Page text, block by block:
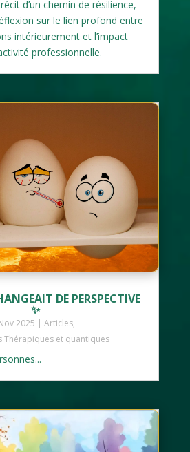
d’un chemin de résilience,
sur le lien profond entre
intérieurement et l’impact
professionnelle.
DE PERSPECTIVE
✨
2025 | Articles,
Thérapiques et quantiques